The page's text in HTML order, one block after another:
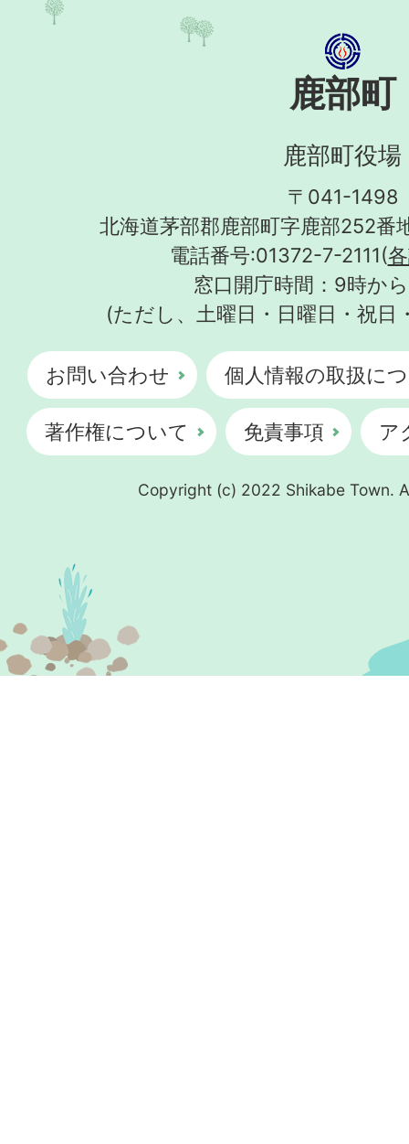
鹿部町
鹿部町役場
〒041-1498
北海道茅部郡鹿部町字鹿部252番
電話番号:01372-7-2111(
窓口開庁時間：9時か
(ただし、土曜日・日曜日・祝日
お問い合わせ 個人情報の取扱に
著作権について 免責事項 ア
Copyright (c) 2022 Shikabe Town.